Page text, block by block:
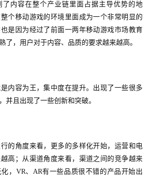
了内容在整个产业链里面占据主导优势的地
个移动游戏的环境里面成为一个非常明显的
是因为经过了前面一两年移动游戏市场教育
了，用户对于内容、品质的要求越来越高。
内容为王，集中度在提升。出现了一些很多
并且出现了一些创新和突破。
的角度来看，更多的多样化开始，运营和电
高；从渠道角度来看，渠道之间的竞争越来
，VR、AR有一些品质很不错的产品开始出